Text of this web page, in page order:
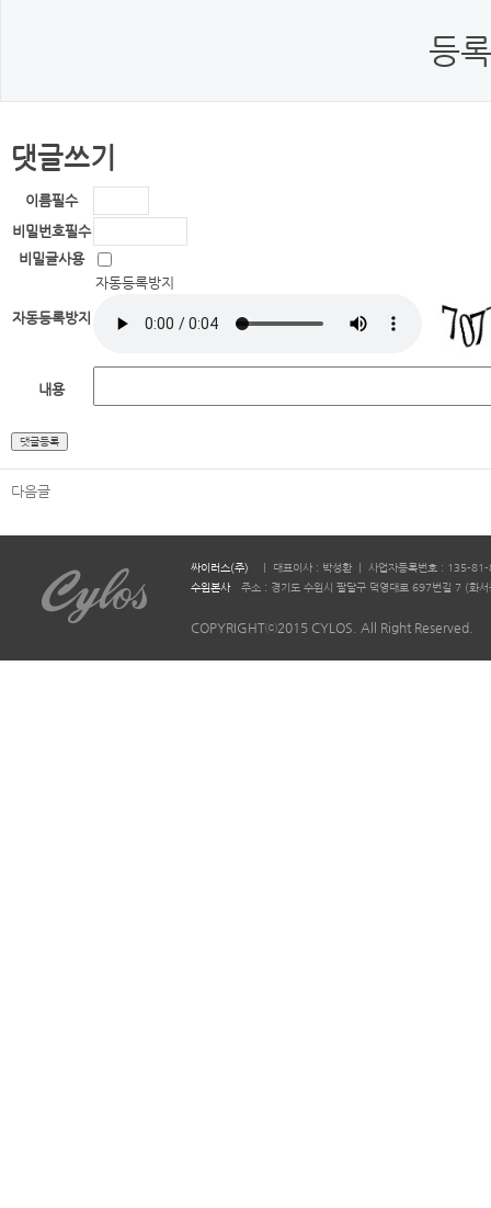
등
댓글쓰기
이름필수
비밀번호필수
비밀글사용
자동등록방지
자동등록방지
내용
다음글
싸이러스(주)
ㅣ 대표이사 : 박성환 ㅣ 사업자등록번호 : 135-
수원본사
주소 : 경기도 수원시 팔달구 덕영대로 697번길 7 (
COPYRIGHTⓒ2015 CYLOS. All Right Reserved.